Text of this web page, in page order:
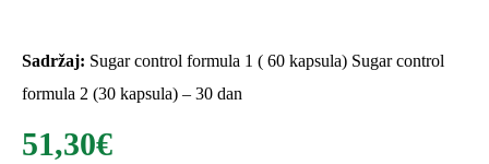
Sadržaj: Sugar control formula 1 ( 60 kapsula) Sugar control
formula 2 (30 kapsula) – 30 dan
51,30€